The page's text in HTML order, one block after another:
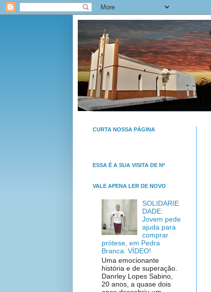
CURTA NOSSA PÁGINA
ESSA É A SUA VISITA DE Nº
VALE APENA LER DE NOVO
SOLIDARIE
DADE:
Jovem pede
ajuda para
comprar
prótese, em Pedra
Branca: VÍDEO!
Uma emocionante
história e de superação.
Danrley Lopes Sabino,
20 anos, a quase dois